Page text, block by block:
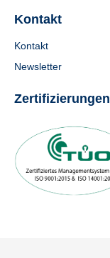
Kontakt
Kontakt
Newsletter
Zertifizierungen